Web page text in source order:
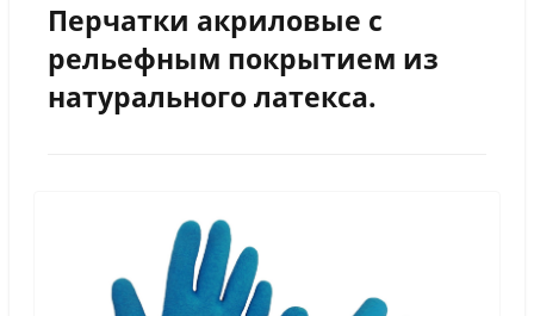
Перчатки акриловые с
рельефным покрытием из
натурального латекса.